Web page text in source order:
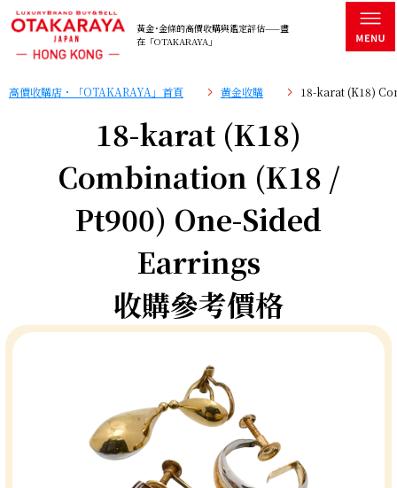
黃金･金條的高價收購與鑑定評估——盡
在「OTAKARAYA」
高價收購店・「OTAKARAYA」首頁 黄金收購 18-karat (K18)
18-karat (K18)
Combination (K18 /
Pt900) One-Sided
Earrings
收購參考價格